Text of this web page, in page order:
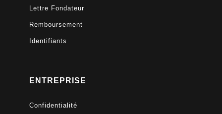
Lettre Fondateur
Remboursement
Identifiants
ENTREPRISE
Confidentialité